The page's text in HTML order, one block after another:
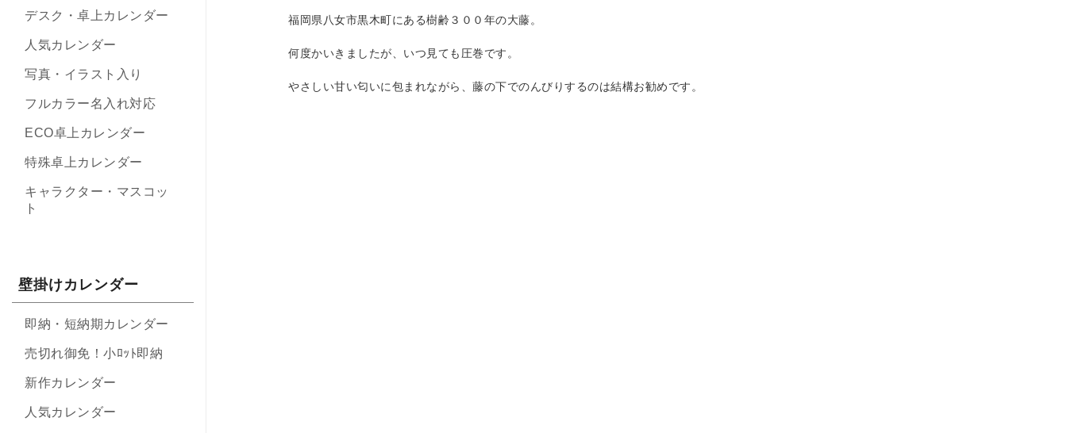
福岡県八女市黒木町にある樹齢３００年の大藤。
何度かいきましたが、いつ見ても圧巻です。
やさしい甘い匂いに包まれながら、藤の下でのんびりするのは結構お勧めです。
デスク・卓上カレンダー
人気カレンダー
写真・イラスト入り
フルカラー名入れ対応
ECO卓上カレンダー
特殊卓上カレンダー
キャラクター・マスコッ
ト
壁掛けカレンダー
即納・短納期カレンダー
売切れ御免！小ﾛｯﾄ即納
新作カレンダー
人気カレンダー